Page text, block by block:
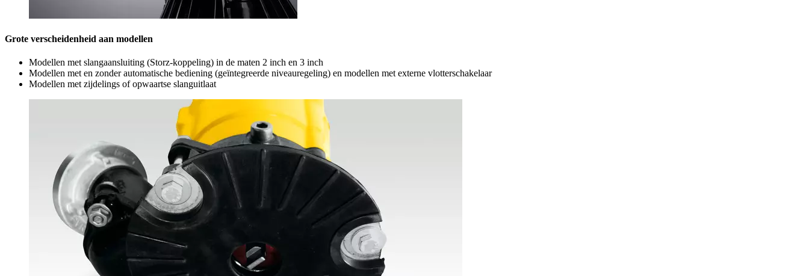
Grote verscheidenheid aan modellen
Modellen met slangaansluiting (Storz-koppeling) in de maten 2 inch en 3 inch
Modellen met en zonder automatische bediening (geïntegreerde niveauregeling) en modellen met externe vlotterschakelaar
Modellen met zijdelings of opwaartse slanguitlaat